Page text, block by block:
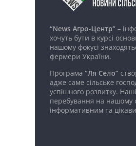
“News Агро-Центр” –
хочуть бути в курсі
нашому фокусі
фермери України.
Програма “Ля Село”
адже саме сільське
успішного розвитку.
перебування на нашому
інформативним та